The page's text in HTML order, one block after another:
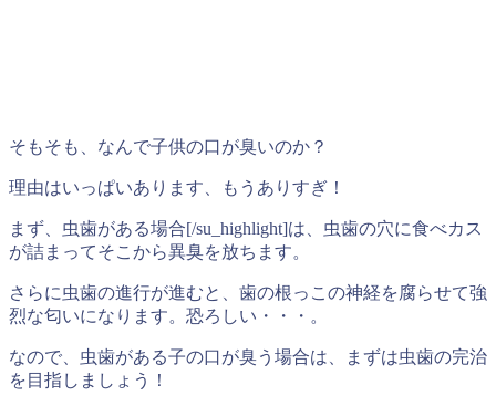
そもそも、なんで子供の口が臭いのか？
理由はいっぱいあります、もうありすぎ！
まず、虫歯がある場合[/su_highlight]は、虫歯の穴に食べカス
が詰まってそこから異臭を放ちます。
さらに虫歯の進行が進むと、歯の根っこの神経を腐らせて強
烈な匂いになります。恐ろしい・・・。
なので、虫歯がある子の口が臭う場合は、まずは虫歯の完治
を目指しましょう！